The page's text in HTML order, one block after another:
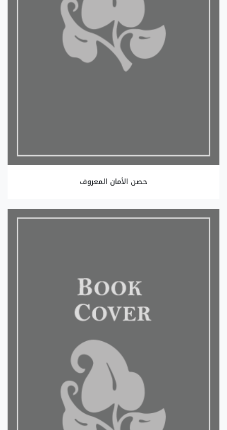
حصن الأمان المعروف